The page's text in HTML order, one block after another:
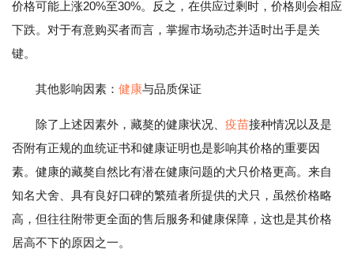
价格可能上涨20%至30%。反之，在供应过剩时，价格则会相应
下跌。对于有意购买者而言，掌握市场动态并适时出手是关
键。
其他影响因素： 健康与品质保证
除了上述因素外，藏獒的健康状况、 疫苗接种情况以及是
否附有正规的血统证书和健康证明也是影响其价格的重要因
素。健康的藏獒自然比有潜在健康问题的犬只价格更高。来自
知名犬舍、具有良好口碑的繁殖者所提供的犬只，虽然价格略
高，但往往附带更全面的售后服务和健康保障，这也是其价格
居高不下的原因之一。